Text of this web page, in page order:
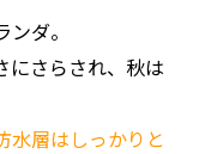
ダ。
にさらされ、秋は
水層はしっかりと